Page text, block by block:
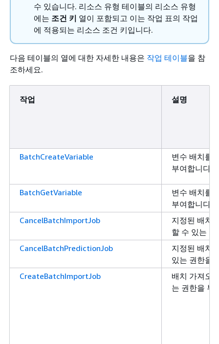
수 있습니다. 리소스 유형 테이블의 리소스 유형
에는 조건 키 열이 포함되고 이는 작업 표의 작업
에 적용되는 리소스 조건 키입니다.
다음 테이블의 열에 대한 자세한 내용은 작업 테이블을 참
조하세요.
작업 설명
BatchCreateVariable
변수 배치를
부여합니다.
BatchGetVariable
변수 배치를
부여합니다.
CancelBatchImportJob
지정된 배치
할 수 있는
CancelBatchPredictionJob
지정된 배치
있는 권한을
CreateBatchImportJob
배치 가져오
는 권한을 부